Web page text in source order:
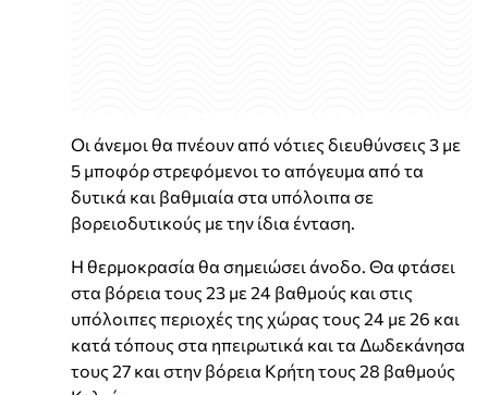
Οι άνεμοι θα πνέουν από νότιες διευθύνσεις 3 με
5 μποφόρ στρεφόμενοι το απόγευμα από τα
δυτικά και βαθμιαία στα υπόλοιπα σε
βορειοδυτικούς με την ίδια ένταση.
Η θερμοκρασία θα σημειώσει άνοδο. Θα φτάσει
στα βόρεια τους 23 με 24 βαθμούς και στις
υπόλοιπες περιοχές της χώρας τους 24 με 26 και
κατά τόπους στα ηπειρωτικά και τα Δωδεκάνησα
τους 27 και στην βόρεια Κρήτη τους 28 βαθμούς